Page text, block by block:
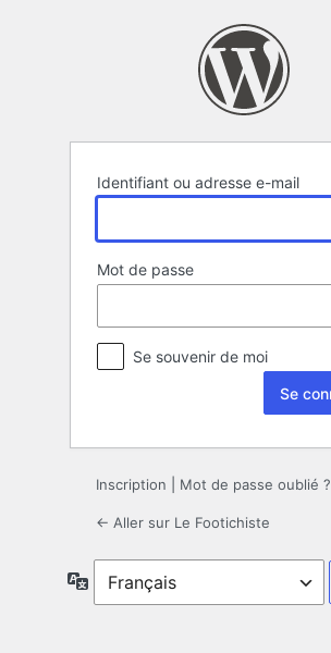
Identifiant ou adresse e-mail
Mot de passe
Se souvenir de moi
Inscription Mot de passe oublié ?
← Aller sur Le Footichiste
Langue